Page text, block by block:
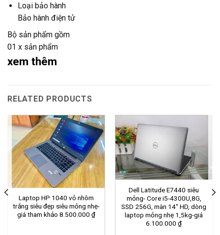
Loại bảo hành
Bảo hành điện tử
Bộ sản phẩm gồm
01 x sản phẩm
xem thêm
RELATED PRODUCTS
Laptop HP 1040 vỏ nhôm
trắng siêu đẹp siêu mỏng nhẹ-
giá tham khảo 8.500.000 ₫
Dell Latitude E7440 siêu
mỏng- Core i5-4300U,8G,
SSD 256G, màn 14″ HD, dòng
laptop mỏng nhẹ 1,5kg-giá
6.100.000 ₫